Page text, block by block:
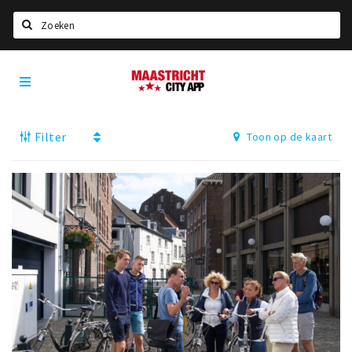
Home
Deals
Nieuws, interviews & blogs
Eten
Drinken
Slapen
Recreatief
Winkels
Maastricht
City
Filter Toon op de kaart